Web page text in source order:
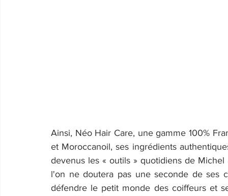
Ainsi, Néo Hair Care, une gamme 100%
et Moroccanoil, ses ingrédients
devenus les « outils » quotidiens de
l'on ne doutera pas une seconde de ses
défendre le petit monde des coiffeurs et